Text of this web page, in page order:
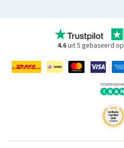
4.6uit 5 gebaseerd op